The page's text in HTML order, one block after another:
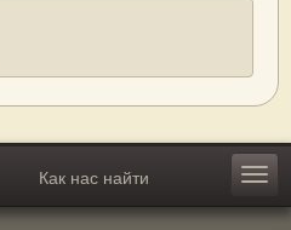
Как нас найти